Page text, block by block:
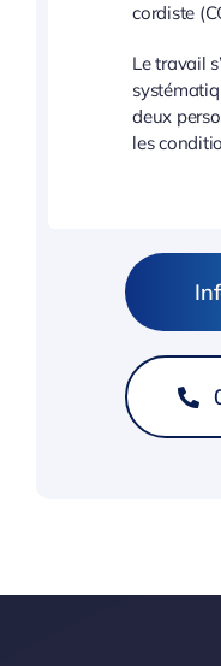
cordiste
Le travail
deux
les